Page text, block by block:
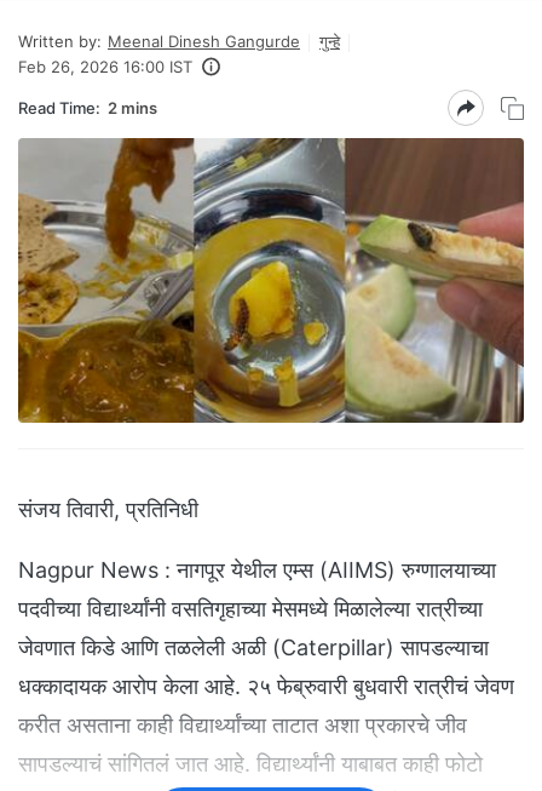
Written by: Meenal Dinesh Gangurde
गुन्हे
Feb 26, 2026 16:00 IST
Read Time: 2 mins
संजय तिवारी, प्रतिनिधी
Nagpur News : नागपूर येथील एम्स (AIIMS) रुग्णालयाच्या
पदवीच्या विद्यार्थ्यांनी वसतिगृहाच्या मेसमध्ये मिळालेल्या रात्रीच्या
जेवणात किडे आणि तळलेली अळी (Caterpillar) सापडल्याचा
धक्कादायक आरोप केला आहे. २५ फेब्रुवारी बुधवारी रात्रीचं जेवण
करीत असताना काही विद्यार्थ्यांच्या ताटात अशा प्रकारचे जीव
सापडल्याचं सांगितलं जात आहे. विद्यार्थ्यांनी याबाबत काही फोटो